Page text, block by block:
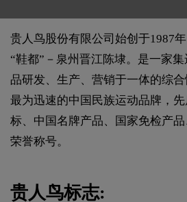
贵人鸟股份有限公司始创于1987
“鞋都”－泉州晋江陈埭。是一家
品研发、生产、营销于一体的综
最为迅速的中国民族运动品牌，
标、中国名牌产品、国家免检产
荣誉称号。
贵人鸟标志: